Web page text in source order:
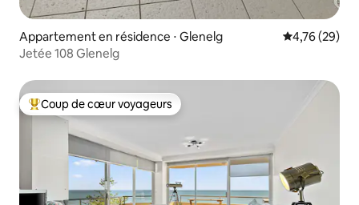
Appartement en résidence ⋅ Glenelg Évaluation
4,76 (29)
Jetée 108 Glenelg
Coups de cœur voyageurs les plus appréciés
Coup de cœur voyageurs